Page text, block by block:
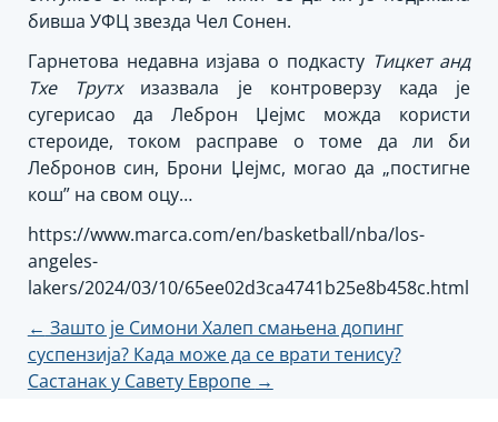
бивша УФЦ звезда Чел Сонен.
Гарнетова недавна изјава о подкасту Тицкет анд
Тхе Трутхизазвала је контроверзу када је
сугерисао да Леброн Џејмс можда користи
стероиде, током расправе о томе да ли би
Лебронов син, Брони Џејмс, могао да „постигне
кош” на свом оцу…
https://www.marca.com/en/basketball/nba/los-
angeles-
lakers/2024/03/10/65ee02d3ca4741b25e8b458c.html
Кретање
чланка
← Зашто је Симони Халеп смањена допинг
суспензија? Када може да се врати тенису?
Састанак у Савету Европе →